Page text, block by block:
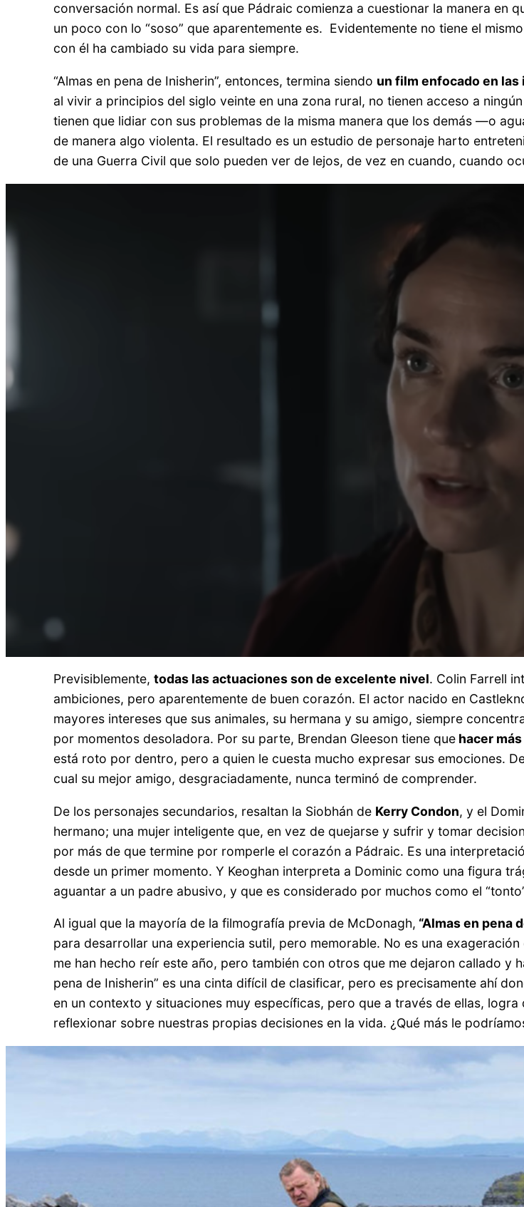
conversación normal. Es así que Pádraic comienza a cuestionar la manera en
un poco con lo “soso” que aparentemente es. Evidentemente no tiene el
con él ha cambiado su vida para siempre.
“Almas en pena de Inisherin”, entonces, termina siendo un film enfocado en
al vivir a principios del siglo veinte en una zona rural, no tienen acceso a
tienen que lidiar con sus problemas de la misma manera que los demás —o
de manera algo violenta. El resultado es un estudio de personaje harto
de una Guerra Civil que solo pueden ver de lejos, de vez en cuando, cuando
Previsiblemente,todas las actuaciones son de excelente nivel. Colin Farrell
ambiciones, pero aparentemente de buen corazón. El actor nacido en
mayores intereses que sus animales, su hermana y su amigo, siempre
por momentos desoladora. Por su parte, Brendan Gleeson tiene que hacer
está roto por dentro, pero a quien le cuesta mucho expresar sus emociones.
cual su mejor amigo, desgraciadamente, nunca terminó de comprender.
De los personajes secundarios, resaltan la Siobhán de Kerry Condon, y el
hermano; una mujer inteligente que, en vez de quejarse y sufrir y tomar
por más de que termine por romperle el corazón a Pádraic. Es una
desde un primer momento. Y Keoghan interpreta a Dominic como una figura
aguantar a un padre abusivo, y que es considerado por muchos como el
Al igual que la mayoría de la filmografía previa de McDonagh, “Almas en pena
para desarrollar una experiencia sutil, pero memorable. No es una
me han hecho reír este año, pero también con otros que me dejaron callado y
pena de Inisherin” es una cinta difícil de clasificar, pero es precisamente ahí
en un contexto y situaciones muy específicas, pero que a través de ellas,
reflexionar sobre nuestras propias decisiones en la vida. ¿Qué más le